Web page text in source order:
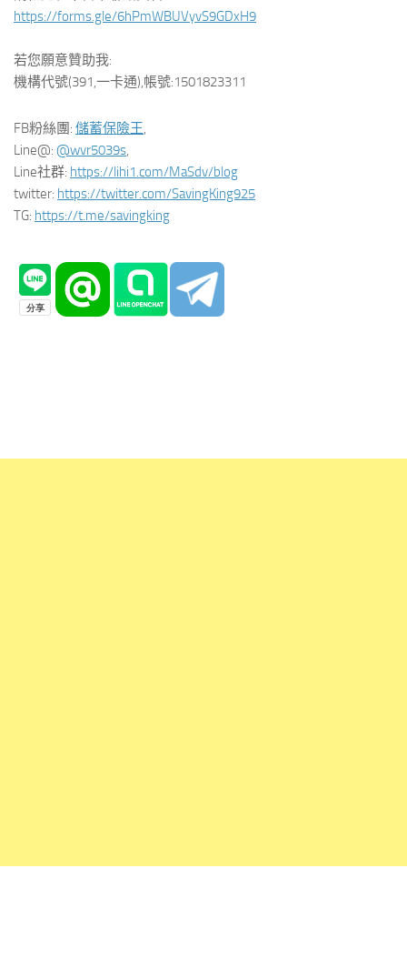
https://forms.gle/6hPmWBUVyvS9GDxH9
若您願意贊助我:
機構代號(391,一卡通),帳號:1501823311
FB粉絲團: 儲蓄保險王,
Line@: @wvr5039s,
Line社群: https://lihi1.com/MaSdv/blog
twitter: https://twitter.com/SavingKing925
TG: https://t.me/savingking